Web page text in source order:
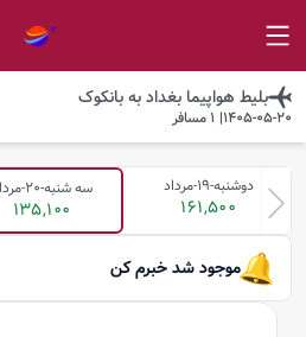
بلیط هواپیما بغدادبهبانکوک
1405-05-20
|
1مسافر
دوشنبه-19-مرداد
161,500
سه شنبه-20-مرداد
135,100
موجود شد خبرم کن